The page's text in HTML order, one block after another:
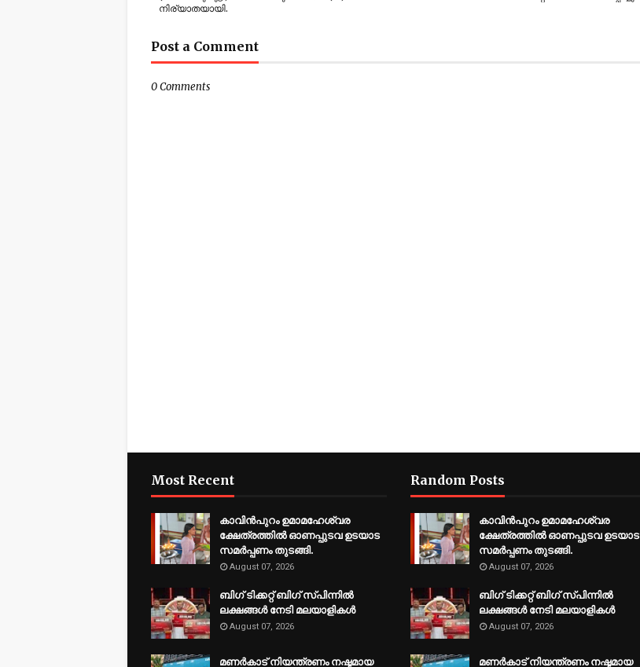
നിര്യാതയായി.
Post a Comment
0 Comments
Most Recent
കാവിന്‍പുറം ഉമാമഹേശ്വര
ക്ഷേത്രത്തില്‍ ഓണപ്പുടവ ഉടയാട
സമര്‍പ്പണം തുടങ്ങി.
August 07, 2026
ബിഗ് ടിക്കറ്റ് ബിഗ് സ്പിന്നില്‍
ലക്ഷങ്ങള്‍ നേടി മലയാളികള്‍
August 07, 2026
മണർകാട് നിയന്ത്രണം നഷ്ടമായ
Random Posts
കാവിന്‍പുറം ഉമാമഹേശ്വര
ക്ഷേത്രത്തില്‍ ഓണപ്പുടവ ഉടയാട
സമര്‍പ്പണം തുടങ്ങി.
August 07, 2026
ബിഗ് ടിക്കറ്റ് ബിഗ് സ്പിന്നില്‍
ലക്ഷങ്ങള്‍ നേടി മലയാളികള്‍
August 07, 2026
മണർകാട് നിയന്ത്രണം നഷ്ടമായ